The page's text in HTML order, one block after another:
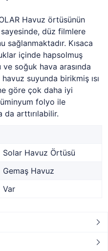
Havuz örtüsünün
düz filmlere
sağlanmaktadır. Kısaca
içinde hapsolmuş
soğuk hava arasında
suyunda birikmiş ısı
göre çok daha iyi
folyo ile
da arttırılabilir.
Solar Havuz Örtüsü
Gemaş Havuz
Var